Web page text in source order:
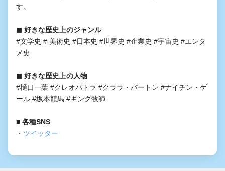
す。
◼︎ 好きな歴史上のジャンル
#文学史 # 美術史 #日本史 #世界史 #企業史 #宇宙史 #エンタ
メ史
◼︎ 好きな歴史上の人物
#樋口一葉 #クレオパトラ #クララ・バートン #ナイチン・ゲ
ール #坂本龍馬 #キング牧師
■ 各種SNS
・ ツイッター